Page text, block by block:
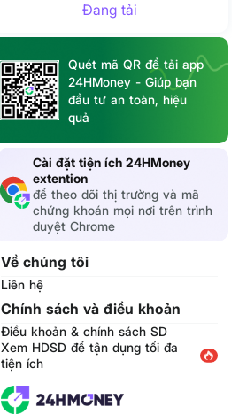
Đang tải
Quét mã QR để tải app
24HMoney - Giúp bạn
đầu tư an toàn, hiệu
quả
Cài đặt tiện ích 24HMoney
extention
để theo dõi thị trường và mã
chứng khoán mọi nơi trên trình
duyệt Chrome
Về chúng tôi
Liên hệ
Chính sách và điều khoản
Điều khoản & chính sách SD
Xem HDSD để tận dụng tối đa
tiện ích